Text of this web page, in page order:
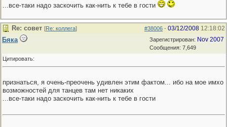
...все-таки надо заскочить как-нить к тебе в гости
#38006 - 03/12/2008 12:18:02
Re: совет [Re: коллега]
Зарегистрирован: Nov 2007
Сообщения: 7,649
Бяка
Цитировать:
признаться, я очень-преочень удивлен этим фактом... ибо на мое имхо
возможностей для танцев там нет никаких
...все-таки надо заскочить как-нить к тебе в гости